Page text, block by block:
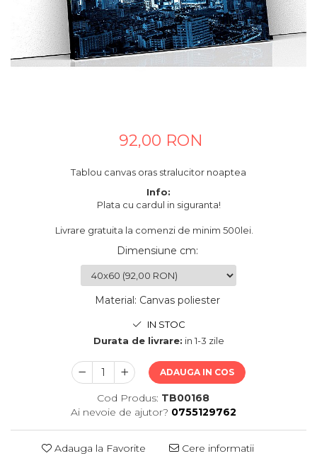
Tablouri canvas personalizate
92,00 RON
Tablou canvas oras stralucitor noaptea
Info:
Plata cu cardul in siguranta!
Livrare gratuita la comenzi de minim 500lei.
Dimensiune cm:
Material: Canvas poliester
IN STOC
Durata de livrare: in 1-3 zile
ADAUGA IN COS
Cod Produs: TB00168
Ai nevoie de ajutor? 0755129762
Adauga la Favorite Cere informatii